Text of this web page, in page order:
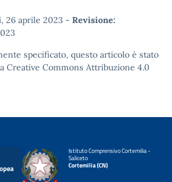
26 aprile 2023 - Revisione:
specificato, questo articolo è stato
Creative Commons Attribuzione 4.0
Istituto Comprensivo Cortemilia -
Saliceto
Cortemilia (CN)